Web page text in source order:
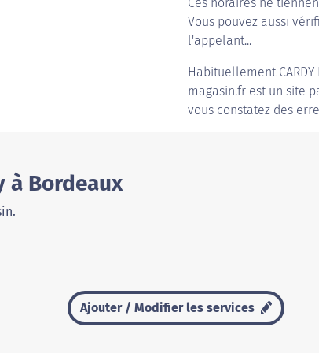
Vous pouvez aussi
l'appelant...
Habituellement CARDY
magasin.fr est un site
vous constatez des
à Bordeaux
Ajouter / Modifier les services